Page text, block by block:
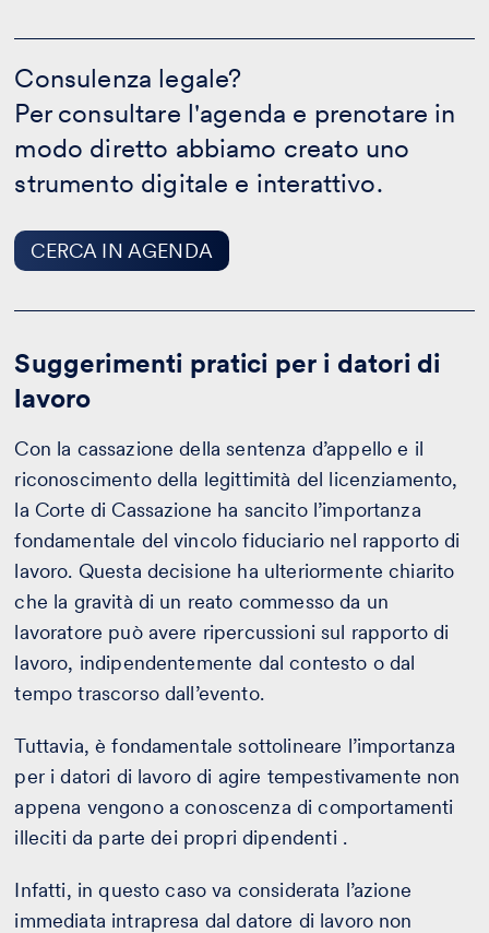
Consulenza legale?
Per consultare l'agenda e prenotare in
modo diretto abbiamo creato uno
strumento digitale e interattivo.
CERCA IN AGENDA
legale?
-
CERCA
AGENDA
Suggerimenti pratici per i datori di
lavoro
Con la cassazione della sentenza d’appello e il
riconoscimento della legittimità del licenziamento,
la Corte di Cassazione ha sancito l’importanza
fondamentale del vincolo fiduciario nel rapporto di
lavoro. Questa decisione ha ulteriormente chiarito
che la gravità di un reato commesso da un
lavoratore può avere ripercussioni sul rapporto di
lavoro, indipendentemente dal contesto o dal
tempo trascorso dall’evento.
Tuttavia, è fondamentale sottolineare l’importanza
per i datori di lavoro di agire tempestivamente non
appena vengono a conoscenza di comportamenti
illeciti da parte dei propri dipendenti .
Infatti, in questo caso va considerata l’azione
immediata intrapresa dal datore di lavoro non